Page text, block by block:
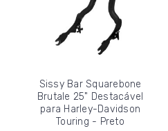
Sissy Bar Squarebone
Brutale 25" Destacável
para Harley-Davidson
Touring - Preto